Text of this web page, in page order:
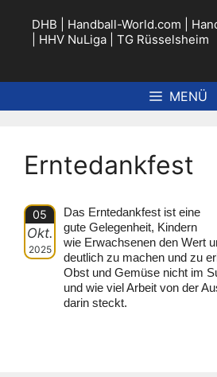
springen
DHB Handball-World.com
HHV NuLiga TG Rüsselsheim
MENÜ
Erntedankfest
05
Okt.
2025
Das Erntedankfest ist eine
gute Gelegenheit, Kindern
wie Erwachsenen den Wert
deutlich zu machen und zu
Obst und Gemüse nicht im
und wie viel Arbeit von der
darin steckt.